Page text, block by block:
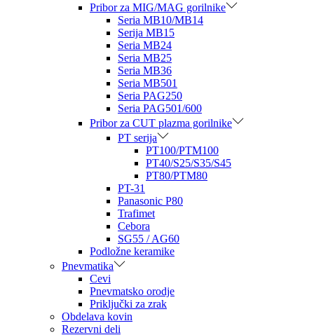
Pribor za MIG/MAG gorilnike
Seria MB10/MB14
Serija MB15
Seria MB24
Seria MB25
Seria MB36
Seria MB501
Seria PAG250
Seria PAG501/600
Pribor za CUT plazma gorilnike
PT serija
PT100/PTM100
PT40/S25/S35/S45
PT80/PTM80
PT-31
Panasonic P80
Trafimet
Cebora
SG55 / AG60
Podložne keramike
Pnevmatika
Cevi
Pnevmatsko orodje
Priključki za zrak
Obdelava kovin
Rezervni deli